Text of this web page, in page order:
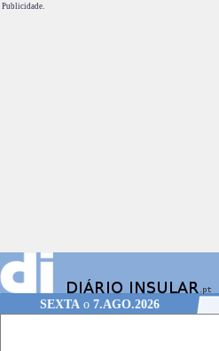
Publicidade.
SEXTA o 7.AGO.2026